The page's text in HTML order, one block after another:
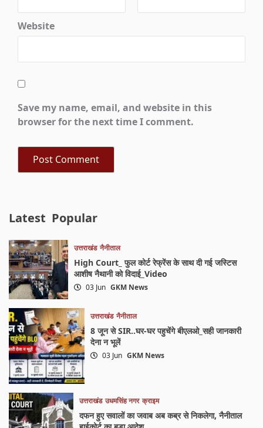
Website
Save my name, email, and website in this
browser for the next time I comment.
Latest Popular
उत्तराखंड नैनीताल
High Court_ फुल कोर्ट रेफ्रेंस के साथ दी गई जस्टिस
आशीष नैथानी को विदाई_Video
03 Jun GKM News
उत्तराखंड नैनीताल
8 जून से SIR..घर-घर पहुचेंगे बीएलओ_सही जानकारी
देना न भूलें
03 Jun GKM News
उत्तराखंड उधमसिंह नगर क्राइम
दफन हुए सवालों का जवाब अब कब्र से निकलेगा, नैनीताल